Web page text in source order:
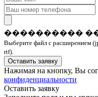
����������
Выберите файл с расширением
rtf).
Оставить заявку
Нажимая на кнопку, Вы
конфиденциальности
Оставить заявку